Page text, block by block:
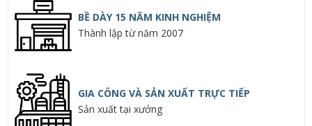
BỀ DÀY 15 NĂM KINH NGHIỆM
Thành lập từ năm 2007
GIA CÔNG VÀ SẢN XUẤT TRỰC TIẾP
Sản xuất tại xưởng